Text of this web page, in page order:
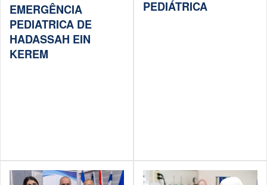
EMERGÊNCIA
PEDIATRICA DE
HADASSAH EIN
KEREM
PEDIÁTRICA